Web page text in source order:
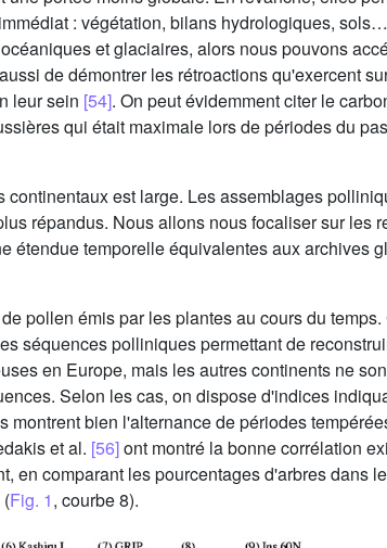
: végétation, bilans hydrologiques,
et glaciaires, alors nous pouvons
de démontrer les rétroactions qu'exercent
leur sein [54]. On peut évidemment citer le
qui était maximale lors de périodes du
est large. Les assemblages
répandus. Nous allons nous focaliser sur les
étendue temporelle équivalentes aux archives
pollen émis par les plantes au cours du
séquences polliniques permettant de
en Europe, mais les autres continents ne
Selon les cas, on dispose d'indices
bien l'alternance de périodes
et al. [56]ont montré la bonne corrélation
en comparant les pourcentages d'arbres dans
Fig. 1, courbe 8).